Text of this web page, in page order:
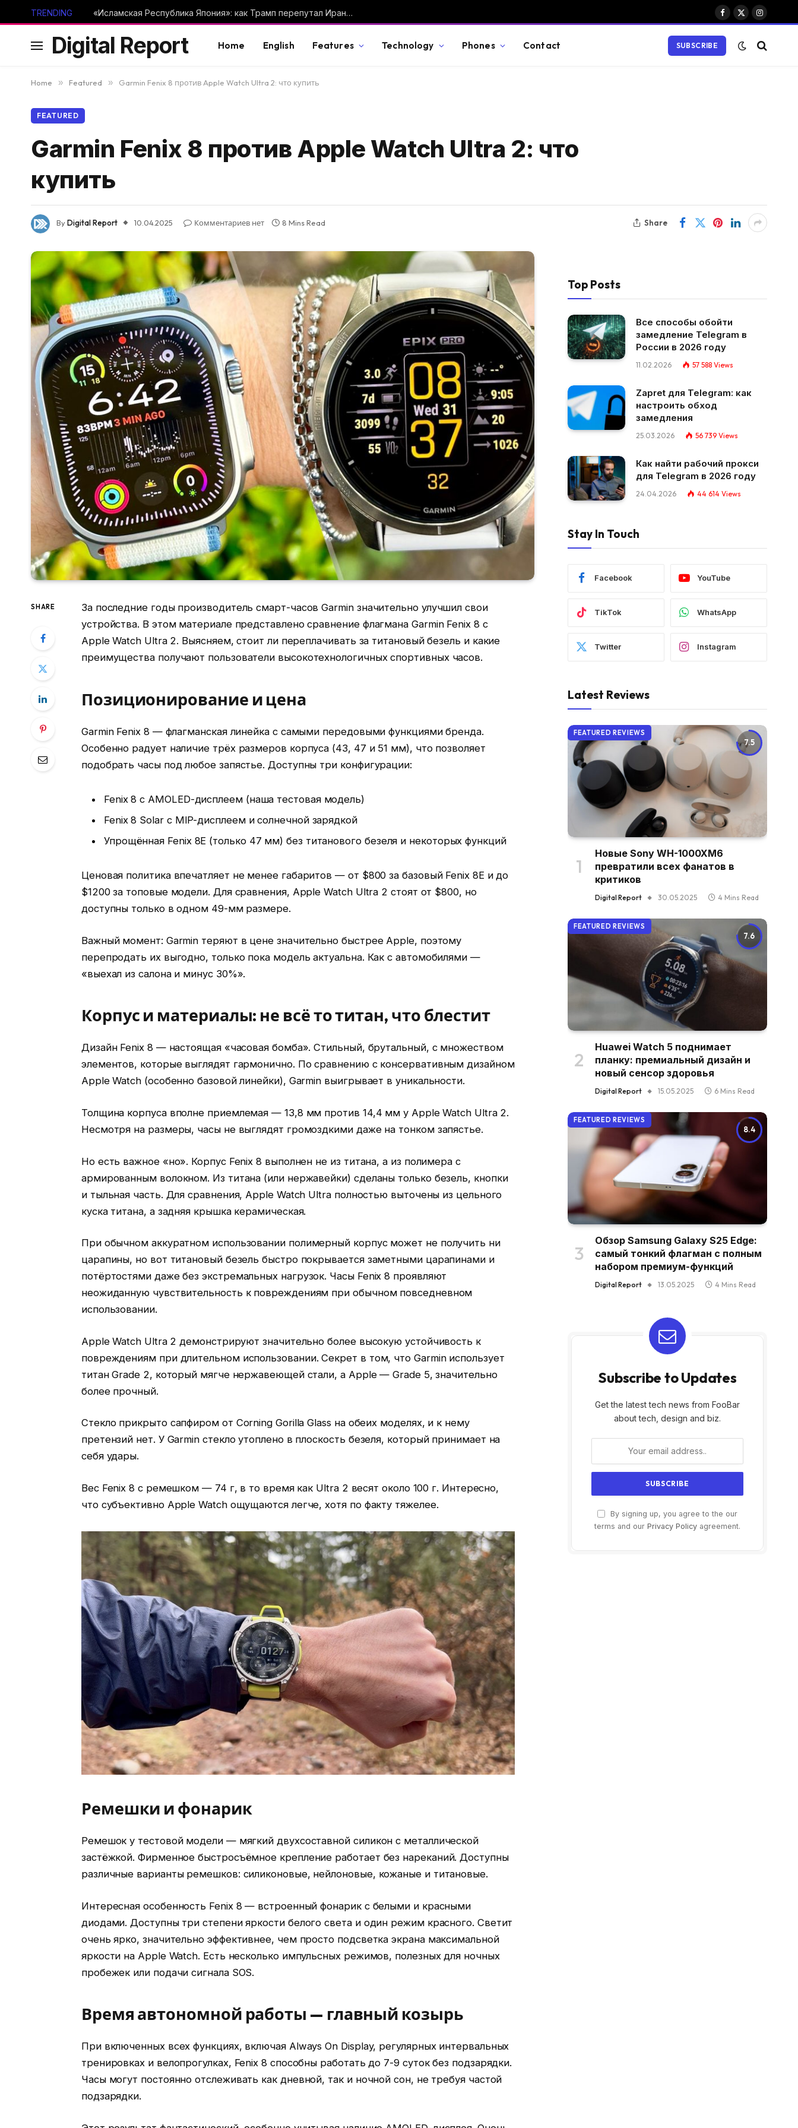
TRENDING «Исламская Республика Япония»: как Трамп перепутал Иран с Японией и почему президенты постоянно оговариваются
Facebook
X
Instagram
Digital Report Home English Features Technology Phones Contact SUBSCRIBE
Home » Featured » Garmin Fenix 8 против Apple Watch Ultra 2: что купить
FEATURED
Garmin Fenix 8 против Apple Watch Ultra 2: что
купить
ByDigital Report 10.04.2025 Комментариев нет 8 Mins Read Share
SHARE
За последние годы производитель смарт-часов Garmin значительно улучшил свои
устройства. В этом материале представлено сравнение флагмана Garmin Fenix 8 с
Apple Watch Ultra 2. Выясняем, стоит ли переплачивать за титановый безель и какие
преимущества получают пользователи высокотехнологичных спортивных часов.
Позиционирование и цена
Garmin Fenix 8 — флагманская линейка с самыми передовыми функциями бренда.
Особенно радует наличие трёх размеров корпуса (43, 47 и 51 мм), что позволяет
подобрать часы под любое запястье. Доступны три конфигурации:
Fenix 8 с AMOLED-дисплеем (наша тестовая модель)
Fenix 8 Solar с MIP-дисплеем и солнечной зарядкой
Упрощённая Fenix 8E (только 47 мм) без титанового безеля и некоторых функций
Ценовая политика впечатляет не менее габаритов — от $800 за базовый Fenix 8E и до
$1200 за топовые модели. Для сравнения, Apple Watch Ultra 2 стоят от $800, но
доступны только в одном 49-мм размере.
Важный момент: Garmin теряют в цене значительно быстрее Apple, поэтому
перепродать их выгодно, только пока модель актуальна. Как с автомобилями —
«выехал из салона и минус 30%».
Корпус и материалы: не всё то титан, что блестит
Дизайн Fenix 8 — настоящая «часовая бомба». Стильный, брутальный, с множеством
элементов, которые выглядят гармонично. По сравнению с консервативным дизайном
Apple Watch (особенно базовой линейки), Garmin выигрывает в уникальности.
Толщина корпуса вполне приемлемая — 13,8 мм против 14,4 мм у Apple Watch Ultra 2.
Несмотря на размеры, часы не выглядят громоздкими даже на тонком запястье.
Но есть важное «но». Корпус Fenix 8 выполнен не из титана, а из полимера с
армированным волокном. Из титана (или нержавейки) сделаны только безель, кнопки
и тыльная часть. Для сравнения, Apple Watch Ultra полностью выточены из цельного
куска титана, а задняя крышка керамическая.
При обычном аккуратном использовании полимерный корпус может не получить ни
царапины, но вот титановый безель быстро покрывается заметными царапинами и
потёртостями даже без экстремальных нагрузок. Часы Fenix 8 проявляют
неожиданную чувствительность к повреждениям при обычном повседневном
использовании.
Apple Watch Ultra 2 демонстрируют значительно более высокую устойчивость к
повреждениям при длительном использовании. Секрет в том, что Garmin использует
титан Grade 2, который мягче нержавеющей стали, а Apple — Grade 5, значительно
более прочный.
Стекло прикрыто сапфиром от Corning Gorilla Glass на обеих моделях, и к нему
претензий нет. У Garmin стекло утоплено в плоскость безеля, который принимает на
себя удары.
Вес Fenix 8 с ремешком — 74 г, в то время как Ultra 2 весят около 100 г. Интересно,
что субъективно Apple Watch ощущаются легче, хотя по факту тяжелее.
Ремешки и фонарик
Ремешок у тестовой модели — мягкий двухсоставной силикон с металлической
застёжкой. Фирменное быстросъёмное крепление работает без нареканий. Доступны
различные варианты ремешков: силиконовые, нейлоновые, кожаные и титановые.
Интересная особенность Fenix 8 — встроенный фонарик с белыми и красными
диодами. Доступны три степени яркости белого света и один режим красного. Светит
очень ярко, значительно эффективнее, чем просто подсветка экрана максимальной
яркости на Apple Watch. Есть несколько импульсных режимов, полезных для ночных
пробежек или подачи сигнала SOS.
Время автономной работы — главный козырь
При включенных всех функциях, включая Always On Display, регулярных интервальных
тренировках и велопрогулках, Fenix 8 способны работать до 7-9 суток без подзарядки.
Часы могут постоянно отслеживать как дневной, так и ночной сон, не требуя частой
подзарядки.
Top Posts
Все способы обойти
замедление Telegram в
России в 2026 году
11.02.2026 57 588 Views
Zapret для Telegram: как
настроить обход
замедления
25.03.2026 56 739 Views
Как найти рабочий прокси
для Telegram в 2026 году
24.04.2026 44 614 Views
Stay In Touch
Facebook YouTube
TikTok WhatsApp
Twitter Instagram
Latest Reviews
7.5
FEATURED REVIEWS
Новые Sony WH-1000XM6
превратили всех фанатов в
критиков
Digital Report 30.05.2025 4 Mins Read
7.6
FEATURED REVIEWS
Huawei Watch 5 поднимает
планку: премиальный дизайн и
новый сенсор здоровья
Digital Report 15.05.2025 6 Mins Read
8.4
FEATURED REVIEWS
Обзор Samsung Galaxy S25 Edge:
самый тонкий флагман с полным
набором премиум-функций
Digital Report 13.05.2025 4 Mins Read
Subscribe to Updates
Get the latest tech news from FooBar
about tech, design and biz.
By signing up, you agree to the our
terms and our Privacy Policy agreement.